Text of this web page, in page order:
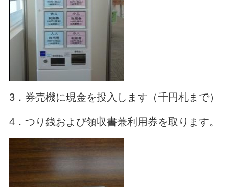
3．券売機に現金を投入します（千円札まで）
4．つり銭および領収書兼利用券を取ります。